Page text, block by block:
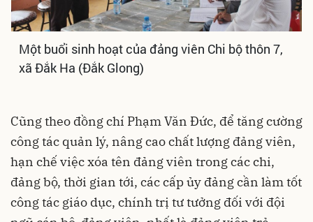
Một buổi sinh hoạt của đảng viên Chi bộ thôn 7,
xã Đắk Ha (Đắk Glong)
Cũng theo đồng chí Phạm Văn Đức, để tăng cường
công tác quản lý, nâng cao chất lượng đảng viên,
hạn chế việc xóa tên đảng viên trong các chi,
đảng bộ, thời gian tới, các cấp ủy đảng cần làm tốt
công tác giáo dục, chính trị tư tưởng đối với đội